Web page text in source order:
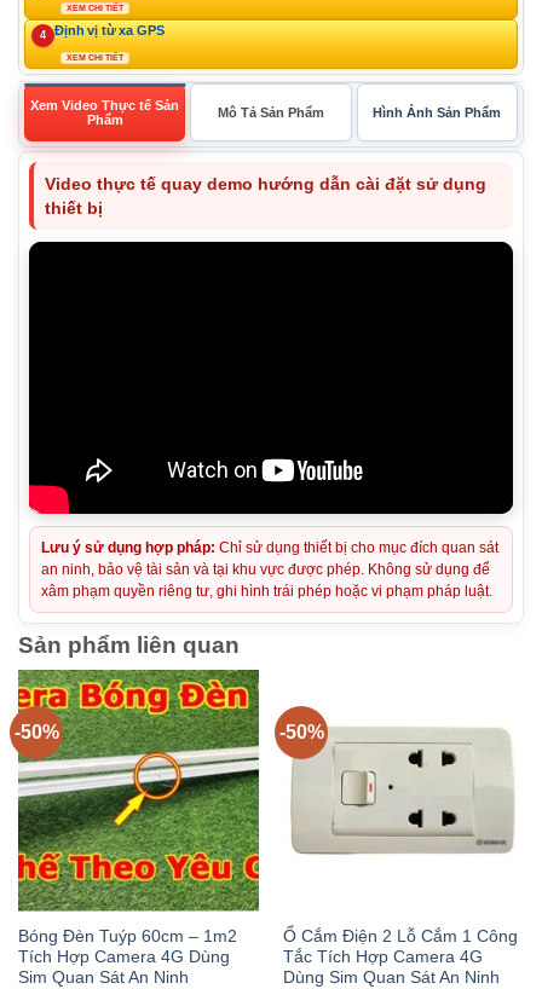
XEM CHI TIẾT
4 Định vị từ xa GPS
XEM CHI TIẾT
Xem Video Thực tế Sản
Phẩm
Mô Tả Sản Phẩm Hình Ảnh Sản Phẩm
Video thực tế quay demo hướng dẫn cài đặt sử dụng
thiết bị
Lưu ý sử dụng hợp pháp: Chỉ sử dụng thiết bị cho mục đích quan sát
an ninh, bảo vệ tài sản và tại khu vực được phép. Không sử dụng để
xâm phạm quyền riêng tư, ghi hình trái phép hoặc vi phạm pháp luật.
Sản phẩm liên quan
-50%
Bóng Đèn Tuýp 60cm – 1m2
Tích Hợp Camera 4G Dùng
Sim Quan Sát An Ninh
-50%
Ổ Cắm Điện 2 Lỗ Cắm 1 Công
Tắc Tích Hợp Camera 4G
Dùng Sim Quan Sát An Ninh